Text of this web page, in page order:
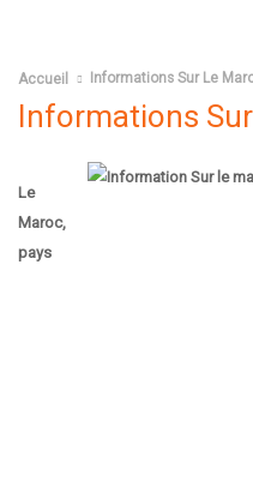
Accueil Informations Sur Le
Informations
Le
Maroc,
pays